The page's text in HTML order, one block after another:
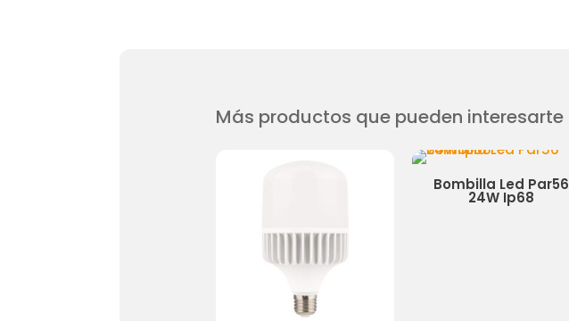
Más productos que pueden interesarte
Bombilla Led Par56
24W Ip68